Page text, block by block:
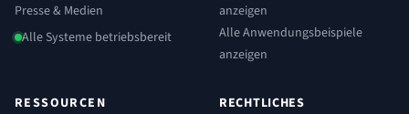
Presse & Medien
Alle Systeme betriebsbereit
anzeigen
Alle Anwendungsbeispiele
anzeigen
RESSOURCEN RECHTLICHES